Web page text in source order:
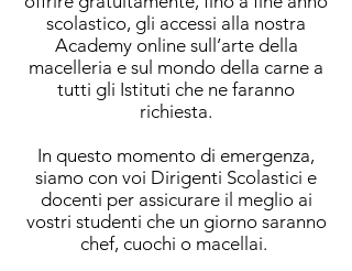
scolastico, gli accessi alla nostra
Academy online sull’arte della
macelleria e sul mondo della carne a
tutti gli Istituti che ne faranno
richiesta.
In questo momento di emergenza,
siamo con voi Dirigenti Scolastici e
docenti per assicurare il meglio ai
vostri studenti che un giorno saranno
chef, cuochi o macellai.